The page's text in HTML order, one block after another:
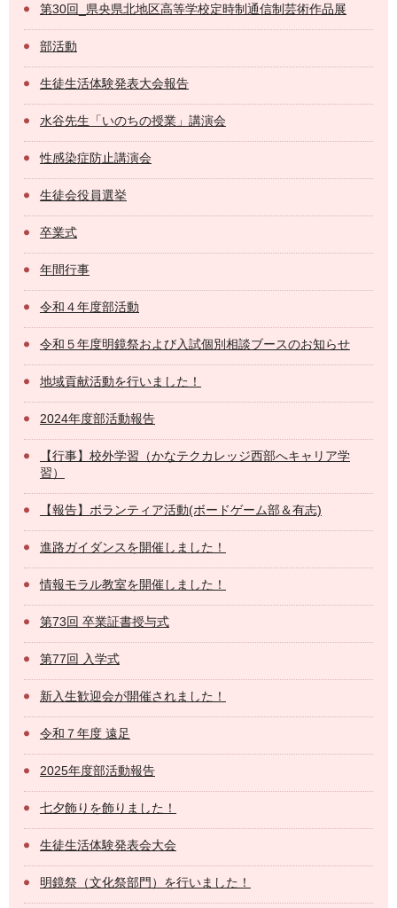
第30回_県央県北地区高等学校定時制通信制芸術作品展
部活動
生徒生活体験発表大会報告
水谷先生「いのちの授業」講演会
性感染症防止講演会
生徒会役員選挙
卒業式
年間行事
令和４年度部活動
令和５年度明鏡祭および入試個別相談ブースのお知らせ
地域貢献活動を行いました！
2024年度部活動報告
【行事】校外学習（かなテクカレッジ西部へキャリア学
習）
【報告】ボランティア活動(ボードゲーム部＆有志)
進路ガイダンスを開催しました！
情報モラル教室を開催しました！
第73回 卒業証書授与式
第77回 入学式
新入生歓迎会が開催されました！
令和７年度 遠足
2025年度部活動報告
七夕飾りを飾りました！
生徒生活体験発表会大会
明鏡祭（文化祭部門）を行いました！